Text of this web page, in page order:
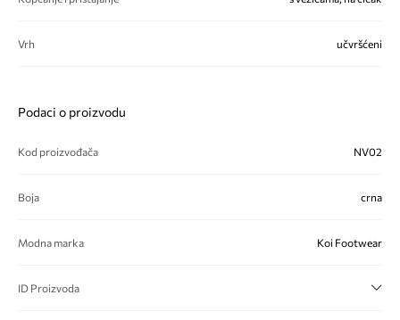
Vrh učvršćeni
Podaci o proizvodu
Kod proizvođača NV02
Boja crna
Modna marka Koi Footwear
ID Proizvoda